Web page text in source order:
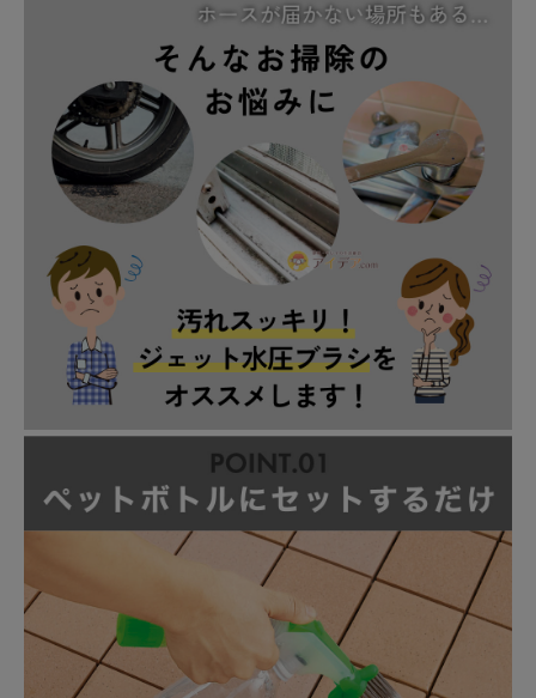
ボディメイクグッズ
ファッション
アウトドア・トラベル
健康
カテゴリ一覧
プライバシーポリシー
特定商取引法について
会社概要